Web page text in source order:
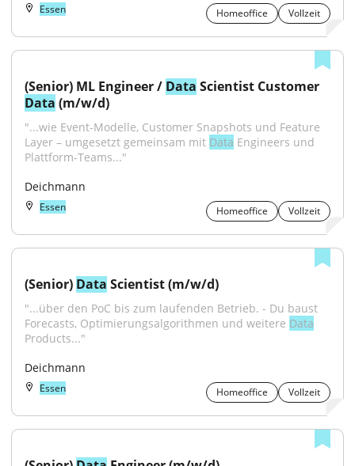
Essen Homeoffice Vollzeit
(Senior) ML Engineer / Data
Data (m/w/d)
"...wie Event-Modelle, Customer Snapshots und Feature
Layer – umgesetzt gemeinsam mit Data Engineers und
Plattform-Teams..."
Deichmann
Essen Homeoffice Vollzeit
(Senior) Data Scientist (m/w/d)
"...über den PoC bis zum laufenden Betrieb. - Du baust
Forecasts, Optimierungsalgorithmen und weitere Data
Products..."
Deichmann
Essen Homeoffice Vollzeit